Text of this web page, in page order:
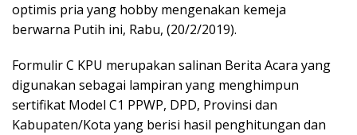
optimis pria yang hobby mengenakan kemeja
berwarna Putih ini, Rabu, (20/2/2019).
Formulir C KPU merupakan salinan Berita Acara yang
digunakan sebagai lampiran yang menghimpun
sertifikat Model C1 PPWP, DPD, Provinsi dan
Kabupaten/Kota yang berisi hasil penghitungan dan